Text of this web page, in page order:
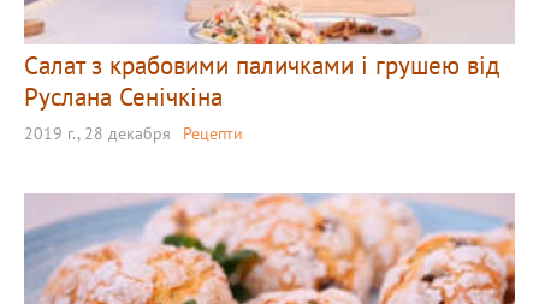
Салат з крабовими паличками і грушею від
Руслана Сенічкіна
2019 г., 28 декабря Рецепти